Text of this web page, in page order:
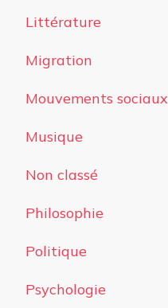
Littérature
Migration
Mouvements sociaux
Musique
Non classé
Philosophie
Politique
Psychologie